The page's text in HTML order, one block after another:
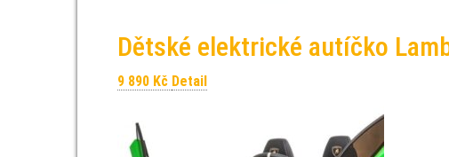
Dětské elektrické autíčko
9 890 Kč Detail